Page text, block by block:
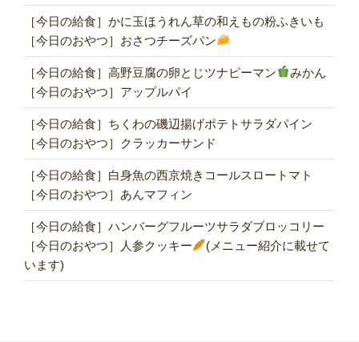
［今日の給食］かに玉ほうれん草の和えもの粉ふきいも
［今日のおやつ］おさつチーズパン
［今日の給食］高野豆腐の卵とじツナピーマン
みかん
［今日のおやつ］アップルパイ
［今日の給食］ちくわの磯辺揚げポテトサラダパイン
［今日のおやつ］クラッカーサンド
［今日の給食］白身魚の西京焼きコールスロートマト
［今日のおやつ］あんマフィン
［今日の給食］ハンバーグフルーツサラダブロッコリー
［今日のおやつ］人参クッキー
(メニュー紹介に載せて
います)